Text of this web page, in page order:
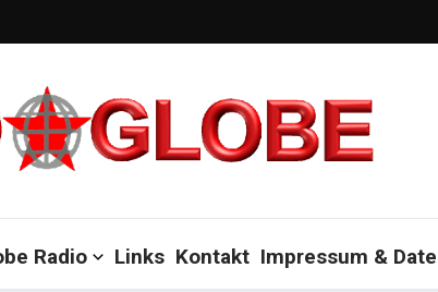
Radio Links Kontakt Impressum &